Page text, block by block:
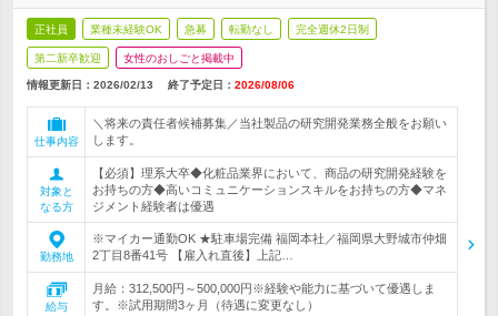
正社員 業種未経験OK 急募 転勤なし 完全週休2日制
第二新卒歓迎 女性のおしごと掲載中
情報更新日：2026/02/13 終了予定日： 2026/08/06
仕事内容
＼将来の責任者候補募集／当社製品の研究開発業務全般をお願い
します。
対象と
なる方
【必須】理系大卒◆化粧品業界において、商品の研究開発経験を
お持ちの方◆高いコミュニケーションスキルをお持ちの方◆マネ
ジメント経験者は優遇
勤務地
※マイカー通勤OK ★駐車場完備 福岡本社／福岡県大野城市仲畑
2丁目8番41号 【雇入れ直後】上記…
給与
月給：312,500円～500,000円※経験や能力に基づいて優遇しま
す。※試用期間3ヶ月（待遇に変更なし）